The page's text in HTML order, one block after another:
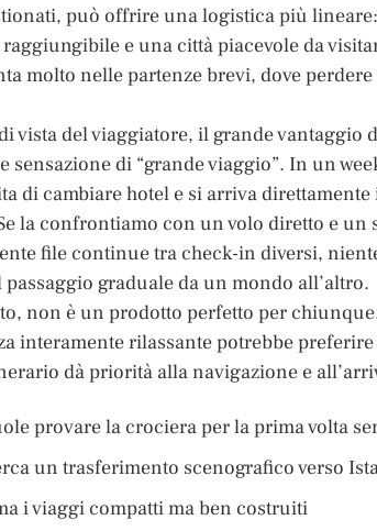
può offrire una logistica più
e una città piacevole da
molto nelle partenze brevi, dove
vista del viaggiatore, il grande
sensazione di “grande viaggio”. In un
di cambiare hotel e si arriva
la confrontiamo con un volo diretto e
file continue tra check-in diversi,
passaggio graduale da un mondo all’altro.
non è un prodotto perfetto per
interamente rilassante potrebbe
dà priorità alla navigazione e
provare la crociera per la prima volta
un trasferimento scenografico verso
i viaggi compatti ma ben costruiti